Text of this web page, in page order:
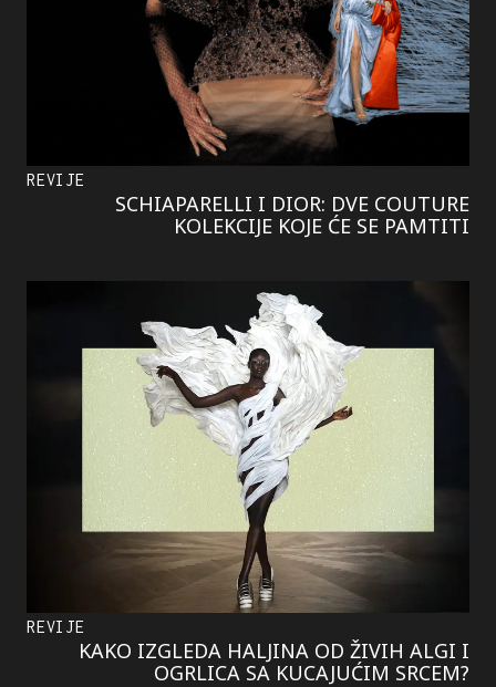
REVIJE
SCHIAPARELLI I DIOR: DVE COUTURE
KOLEKCIJE KOJE ĆE SE PAMTITI
REVIJE
KAKO IZGLEDA HALJINA OD ŽIVIH ALGI I
OGRLICA SA KUCAJUĆIM SRCEM?